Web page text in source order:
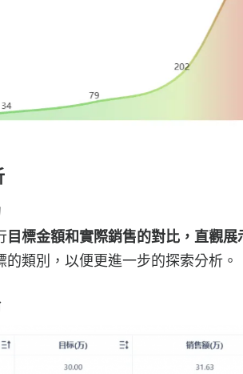
目標金額和實際銷售的對比，直觀
的類別，以便更進一步的探索分析。